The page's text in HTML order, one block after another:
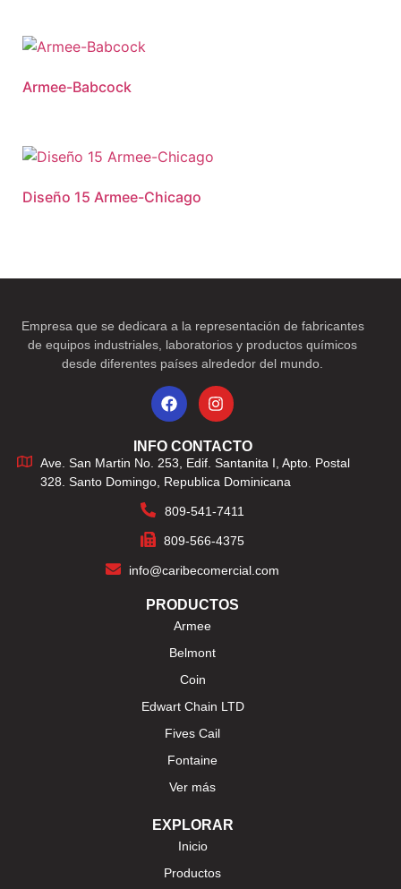
Armee-Babcock
Diseño 15 Armee-Chicago
Empresa que se dedicara a la representación de fabricantes
de equipos industriales, laboratorios y productos químicos
desde diferentes países alrededor del mundo.
INFO CONTACTO
Ave. San Martin No. 253, Edif. Santanita I, Apto. Postal
328. Santo Domingo, Republica Dominicana
809-541-7411
809-566-4375
info@caribecomercial.com
PRODUCTOS
Armee
Belmont
Coin
Edwart Chain LTD
Fives Cail
Fontaine
Ver más
EXPLORAR
Inicio
Productos